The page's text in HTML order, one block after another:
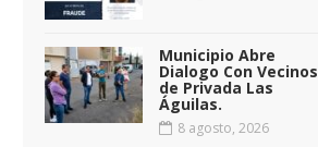
Municipio Abre
Dialogo Con Vecinos
de Privada Las
Águilas.
8 agosto, 2026